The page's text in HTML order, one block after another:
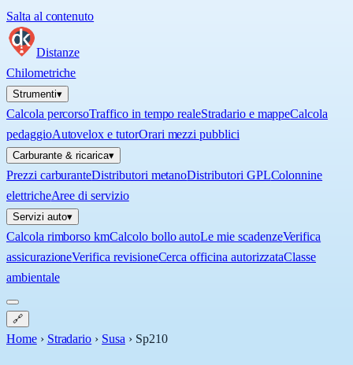
Salta al contenuto
Distanze
Chilometriche
Strumenti▾
Calcola percorsoTraffico in tempo realeStradario e mappeCalcola
pedaggioAutovelox e tutorOrari mezzi pubblici
Carburante & ricarica▾
Prezzi carburanteDistributori metanoDistributori GPLColonnine
elettricheAree di servizio
Servizi auto▾
Calcola rimborso kmCalcolo bollo autoLe mie scadenzeVerifica
assicurazioneVerifica revisioneCerca officina autorizzataClasse
ambientale
🔗
Home › Stradario › Susa › Sp210